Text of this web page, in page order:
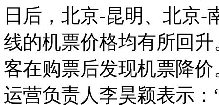
日后，北京-昆明、北京-
线的机票价格均有所回
客在购票后发现机票降
运营负责人李昊颖表示